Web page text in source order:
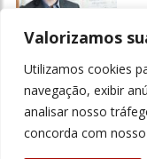
Valorizamos
Utilizamos cookies
navegação, exibir
analisar nosso
concorda com